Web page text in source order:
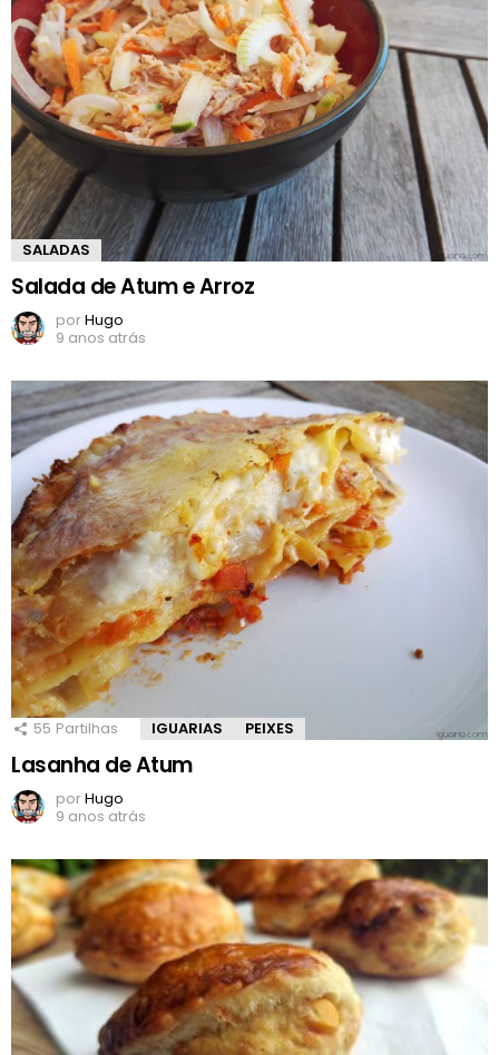
SALADAS
Salada de Atum e Arroz
porHugo
9 anos atrás
55 Partilhas IGUARIAS PEIXES
Lasanha de Atum
porHugo
9 anos atrás